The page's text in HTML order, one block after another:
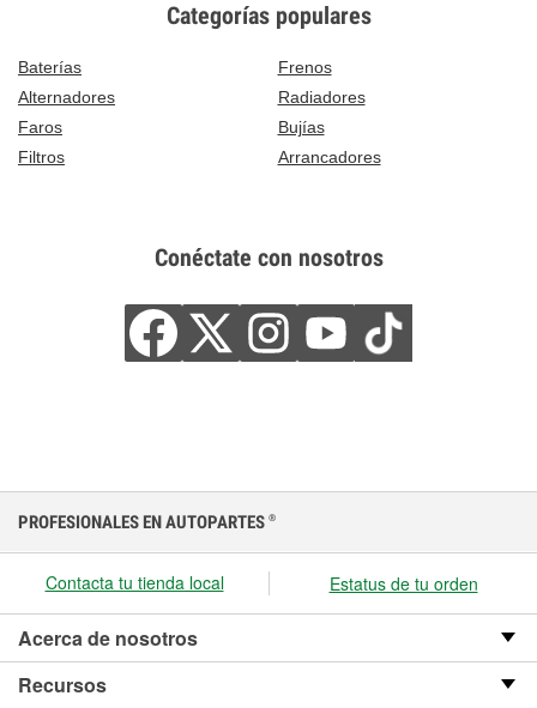
Categorías populares
Baterías
Frenos
Alternadores
Radiadores
Faros
Bujías
Filtros
Arrancadores
Conéctate con nosotros
PROFESIONALES EN AUTOPARTES ®
Contacta tu tienda local Estatus de tu orden
Acerca de nosotros
Recursos